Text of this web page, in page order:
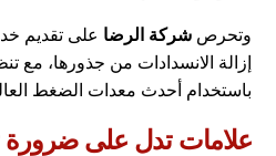
وتحرصشركة الرضا على تقديم
إزالة الانسدادات من جذورها، مع
باستخدام أحدث معدات الضغط
علامات تدل على ضرورة